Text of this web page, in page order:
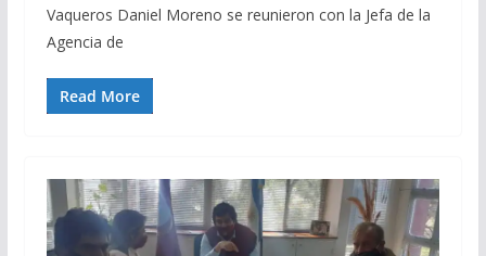
Vaqueros Daniel Moreno se reunieron con la Jefa de la
Agencia de
Read More